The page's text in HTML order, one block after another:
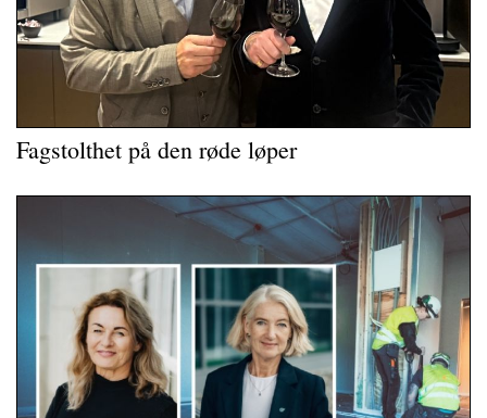
Fagstolthet på den røde løper